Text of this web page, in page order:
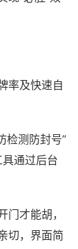
率及快速自
检测防封号”
通过后台
才能胡，
切，界面简